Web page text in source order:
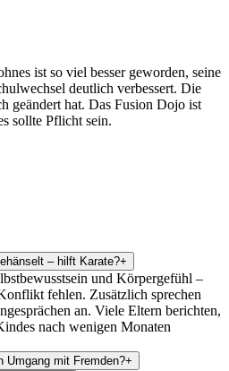
ist so viel besser geworden, seine
deutlich verbessert. Die
geändert hat. Das Fusion Dojo ist
sollte Pflicht sein.
– hilft Karate?+
und Körpergefühl –
fehlen. Zusätzlich sprechen
an. Viele Eltern berichten,
nach wenigen Monaten
Umgang mit Fremden?+